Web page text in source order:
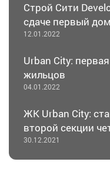
Строй Сити
сдаче первый
12.01.2022
Urban City:
жильцов
04.01.2022
ЖК Urban City:
второй секции
30.12.2021